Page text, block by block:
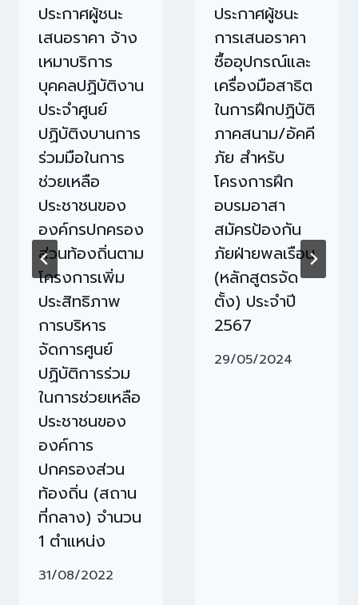
ประกาศผู้ชนะ
เสนอราคา จ้าง
เหมาบริการ
บุคคลปฏิบัติงาน
ประจำศูนย์
ปฏิบัติงบานการ
ร่วมมือในการ
ช่วยเหลือ
ประชาชนของ
องค์กรปกครอง
ส่วนท้องถิ่นตาม
โครงการเพิ่ม
ประสิทธิภาพ
การบริหาร
จัดการศูนย์
ปฏิบัติการร่วม
ในการช่วยเหลือ
ประชาชนของ
องค์การ
ปกครองส่วน
ท้องถิ่น (สถาน
ที่กลาง) จำนวน
1 ตำแหน่ง
31/08/2022
ประกาศผู้ชนะ
การเสนอราคา
ซื้ออุปกรณ์และ
เครื่องมือสาธิต
ในการฝึกปฏิบัติ
ภาคสนาม/อัคคี
ภัย สำหรับ
โครงการฝึก
อบรมอาสา
สมัครป้องกัน
ภัยฝ่ายพลเรือน
(หลักสูตรจัด
ตั้ง) ประจำปี
2567
29/05/2024